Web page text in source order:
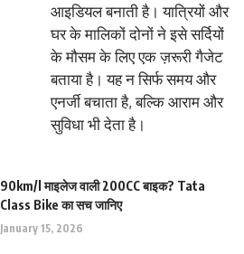
आइडियल बनाती है। यात्रियों और
घर के मालिकों दोनों ने इसे सर्दियों
के मौसम के लिए एक ज़रूरी गैजेट
बताया है। यह न सिर्फ समय और
एनर्जी बचाता है, बल्कि आराम और
सुविधा भी देता है।
90km/l माइलेज वाली 200CC बाइक? Tata
Class Bike का सच जानिए
January 15, 2026